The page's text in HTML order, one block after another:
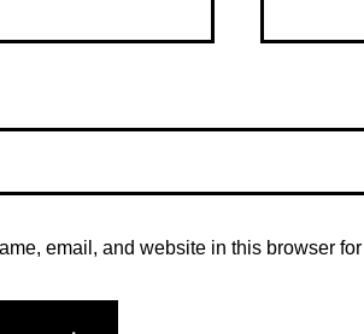
email, and website in this browser